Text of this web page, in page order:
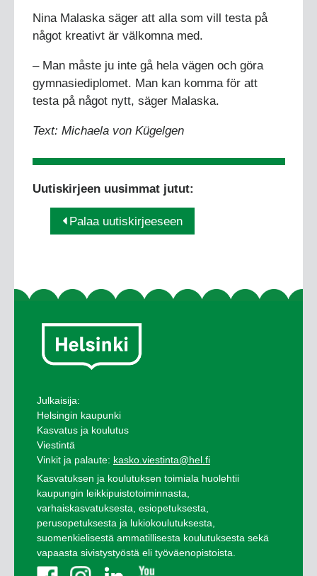
Nina Malaska säger att alla som vill testa på
något kreativt är välkomna med.
– Man måste ju inte gå hela vägen och göra
gymnasiediplomet. Man kan komma för att
testa på något nytt, säger Malaska.
Text: Michaela von Kügelgen
Uutiskirjeen uusimmat jutut:
Palaa uutiskirjeeseen
Julkaisija:
Helsingin kaupunki
Kasvatus ja koulutus
Viestintä
Vinkit ja palaute: kasko.viestinta@hel.fi
Kasvatuksen ja koulutuksen toimiala huolehtii
kaupungin leikkipuistotoiminnasta,
varhaiskasvatuksesta, esiopetuksesta,
perusopetuksesta ja lukiokoulutuksesta,
suomenkielisestä ammatillisesta koulutuksesta sekä
vapaasta sivistystyöstä eli työväenopistoista.